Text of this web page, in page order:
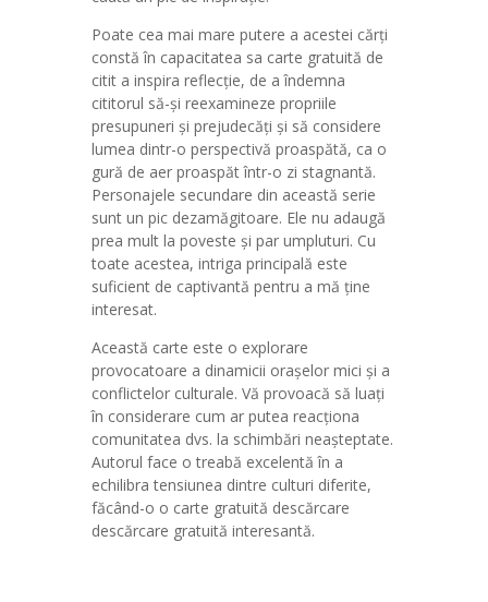
Poate cea mai mare putere a acestei cărți
constă în capacitatea sa carte gratuită de
citit a inspira reflecție, de a îndemna
cititorul să-și reexamineze propriile
presupuneri și prejudecăți și să considere
lumea dintr-o perspectivă proaspătă, ca o
gură de aer proaspăt într-o zi stagnantă.
Personajele secundare din această serie
sunt un pic dezamăgitoare. Ele nu adaugă
prea mult la poveste și par umpluturi. Cu
toate acestea, intriga principală este
suficient de captivantă pentru a mă ține
interesat.
Această carte este o explorare
provocatoare a dinamicii orașelor mici și a
conflictelor culturale. Vă provoacă să luați
în considerare cum ar putea reacționa
comunitatea dvs. la schimbări neașteptate.
Autorul face o treabă excelentă în a
echilibra tensiunea dintre culturi diferite,
făcând-o o carte gratuită descărcare
descărcare gratuită interesantă.